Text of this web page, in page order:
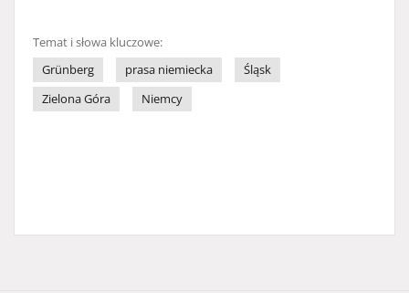
Temat i słowa kluczowe:
Grünberg
prasa niemiecka
Śląsk
Zielona Góra
Niemcy